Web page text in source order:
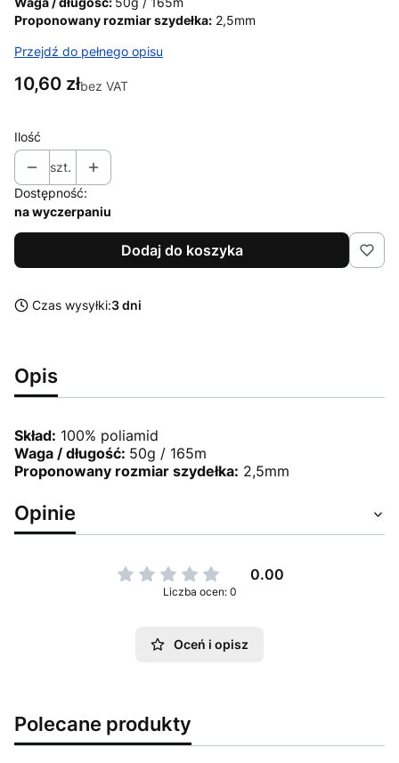
Proponowany rozmiar szydełka: 2,5mm
Przejdź do pełnego opisu
Cena
10,60 złbez VAT
Ilość
szt.
Dostępność:
na wyczerpaniu
Dodaj do koszyka
Czas wysyłki:3 dni
Opis
Skład: 100% poliamid
Waga / długość: 50g / 165m
Proponowany rozmiar szydełka: 2,5mm
Opinie
0.00
Liczba ocen: 0
Oceń i opisz
Polecane produkty